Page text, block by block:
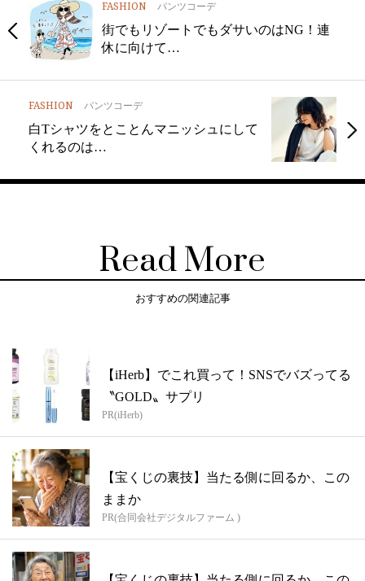
FASHION パンツコーデ
街でもリゾートでもダサいのはNG！連
休に向けて…
FASHION パンツコーデ
白Tシャツをとことんマニッシュにして
くれるのは…
Read More
おすすめの関連記事
【iHerb】でこれ買って！SNSでバズってる
〝GOLD〟サプリ
PR(iHerb)
【宝くじの裏技】当たる側に回るか、この
ままか
PR(合同会社デジタルファーム )